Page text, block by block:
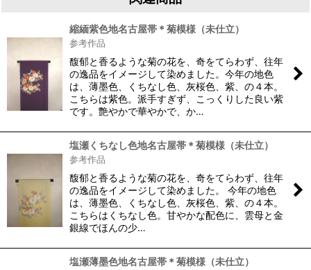
縮緬紫色地名古屋帯＊菊模様（未仕立）
参考作品
馥郁と香るような菊の花を、奇をてらわず、往年
の逸品をイメージして染めました。今年の地色
は、薄墨色、くちなし色、灰桜色、紫、の４本。
こちらは紫色。派手すぎず、こっくりした良い紫
です。艶やかで華やかで、か…
塩瀬くちなし色地名古屋帯＊菊模様（未仕立）
参考作品
馥郁と香るような菊の花を、奇をてらわず、往年
の逸品をイメージして染めました。 今年の地色
は、薄墨色、くちなし色、灰桜色、紫、の４本。
こちらはくちなし色。甘やかな配色に、雲母と金
銀線でほんの少…
塩瀬薄墨色地名古屋帯＊菊模様（未仕立）